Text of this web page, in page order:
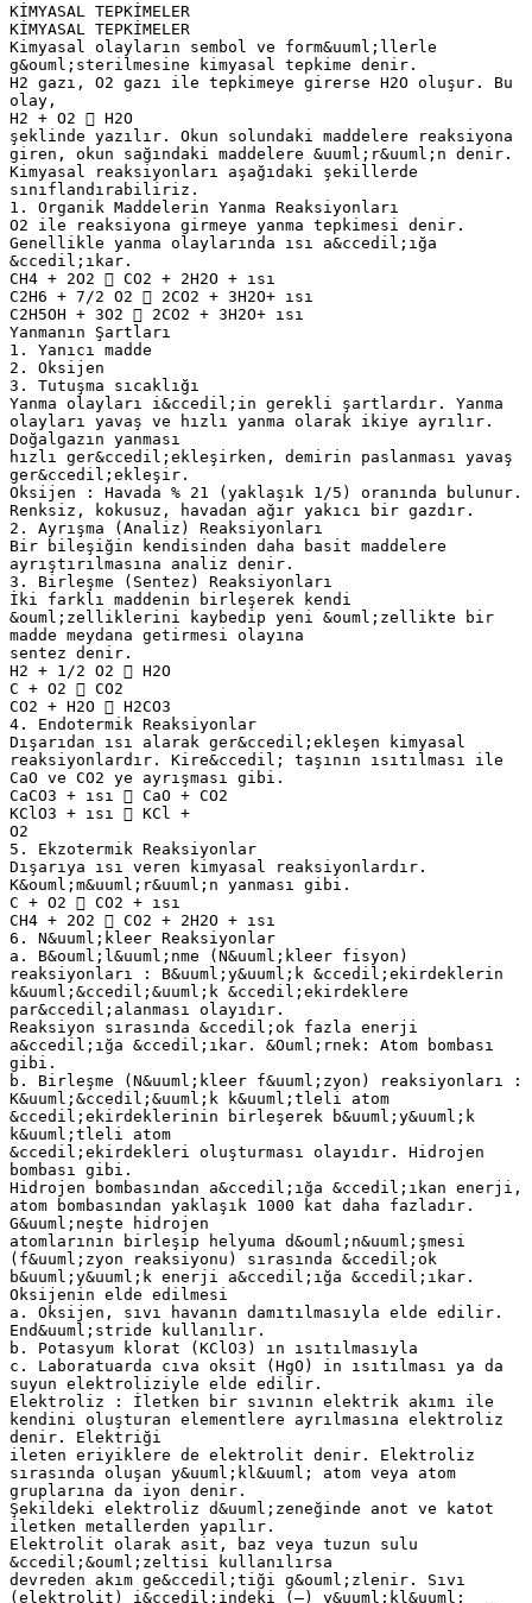
KİMYASAL TEPKİMELER
KİMYASAL TEPKİMELER
Kimyasal olayların sembol ve form&uuml;llerle
g&ouml;sterilmesine kimyasal tepkime denir.
H2 gazı, O2 gazı ile tepkimeye girerse H2O oluşur. Bu
olay,
H2 + O2  H2O
şeklinde yazılır. Okun solundaki maddelere reaksiyona
giren, okun sağındaki maddelere &uuml;r&uuml;n denir.
Kimyasal reaksiyonları aşağıdaki şekillerde
sınıflandırabiliriz.
1. Organik Maddelerin Yanma Reaksiyonları
O2 ile reaksiyona girmeye yanma tepkimesi denir.
Genellikle yanma olaylarında ısı a&ccedil;ığa
&ccedil;ıkar.
CH4 + 2O2  CO2 + 2H2O + ısı
C2H6 + 7/2 O2  2CO2 + 3H2O+ ısı
C2H5OH + 3O2  2CO2 + 3H2O+ ısı
Yanmanın Şartları
1. Yanıcı madde
2. Oksijen
3. Tutuşma sıcaklığı
Yanma olayları i&ccedil;in gerekli şartlardır. Yanma
olayları yavaş ve hızlı yanma olarak ikiye ayrılır.
Doğalgazın yanması
hızlı ger&ccedil;ekleşirken, demirin paslanması yavaş
ger&ccedil;ekleşir.
Oksijen : Havada % 21 (yaklaşık 1/5) oranında bulunur.
Renksiz, kokusuz, havadan ağır yakıcı bir gazdır.
2. Ayrışma (Analiz) Reaksiyonları
Bir bileşiğin kendisinden daha basit maddelere
ayrıştırılmasına analiz denir.
3. Birleşme (Sentez) Reaksiyonları
İki farklı maddenin birleşerek kendi
&ouml;zelliklerini kaybedip yeni &ouml;zellikte bir
madde meydana getirmesi olayına
sentez denir.
H2 + 1/2 O2  H2O
C + O2  CO2
CO2 + H2O  H2CO3
4. Endotermik Reaksiyonlar
Dışarıdan ısı alarak ger&ccedil;ekleşen kimyasal
reaksiyonlardır. Kire&ccedil; taşının ısıtılması ile
CaO ve CO2 ye ayrışması gibi.
CaCO3 + ısı  CaO + CO2
KClO3 + ısı  KCl +
O2
5. Ekzotermik Reaksiyonlar
Dışarıya ısı veren kimyasal reaksiyonlardır.
K&ouml;m&uuml;r&uuml;n yanması gibi.
C + O2  CO2 + ısı
CH4 + 2O2  CO2 + 2H2O + ısı
6. N&uuml;kleer Reaksiyonlar
a. B&ouml;l&uuml;nme (N&uuml;kleer fisyon)
reaksiyonları : B&uuml;y&uuml;k &ccedil;ekirdeklerin
k&uuml;&ccedil;&uuml;k &ccedil;ekirdeklere
par&ccedil;alanması olayıdır.
Reaksiyon sırasında &ccedil;ok fazla enerji
a&ccedil;ığa &ccedil;ıkar. &Ouml;rnek: Atom bombası
gibi.
b. Birleşme (N&uuml;kleer f&uuml;zyon) reaksiyonları :
K&uuml;&ccedil;&uuml;k k&uuml;tleli atom
&ccedil;ekirdeklerinin birleşerek b&uuml;y&uuml;k
k&uuml;tleli atom
&ccedil;ekirdekleri oluşturması olayıdır. Hidrojen
bombası gibi.
Hidrojen bombasından a&ccedil;ığa &ccedil;ıkan enerji,
atom bombasından yaklaşık 1000 kat daha fazladır.
G&uuml;neşte hidrojen
atomlarının birleşip helyuma d&ouml;n&uuml;şmesi
(f&uuml;zyon reaksiyonu) sırasında &ccedil;ok
b&uuml;y&uuml;k enerji a&ccedil;ığa &ccedil;ıkar.
Oksijenin elde edilmesi
a. Oksijen, sıvı havanın damıtılmasıyla elde edilir.
End&uuml;stride kullanılır.
b. Potasyum klorat (KClO3) ın ısıtılmasıyla
c. Laboratuarda cıva oksit (HgO) in ısıtılması ya da
suyun elektroliziyle elde edilir.
Elektroliz : İletken bir sıvının elektrik akımı ile
kendini oluşturan elementlere ayrılmasına elektroliz
denir. Elektriği
ileten eriyiklere de elektrolit denir. Elektroliz
sırasında oluşan y&uuml;kl&uuml; atom veya atom
gruplarına da iyon denir.
Şekildeki elektroliz d&uuml;zeneğinde anot ve katot
iletken metallerden yapılır.
Elektrolit olarak asit, baz veya tuzun sulu
&ccedil;&ouml;zeltisi kullanılırsa
devreden akım ge&ccedil;tiği g&ouml;zlenir. Sıvı
(elektrolit) i&ccedil;indeki (–) y&uuml;kl&uuml;